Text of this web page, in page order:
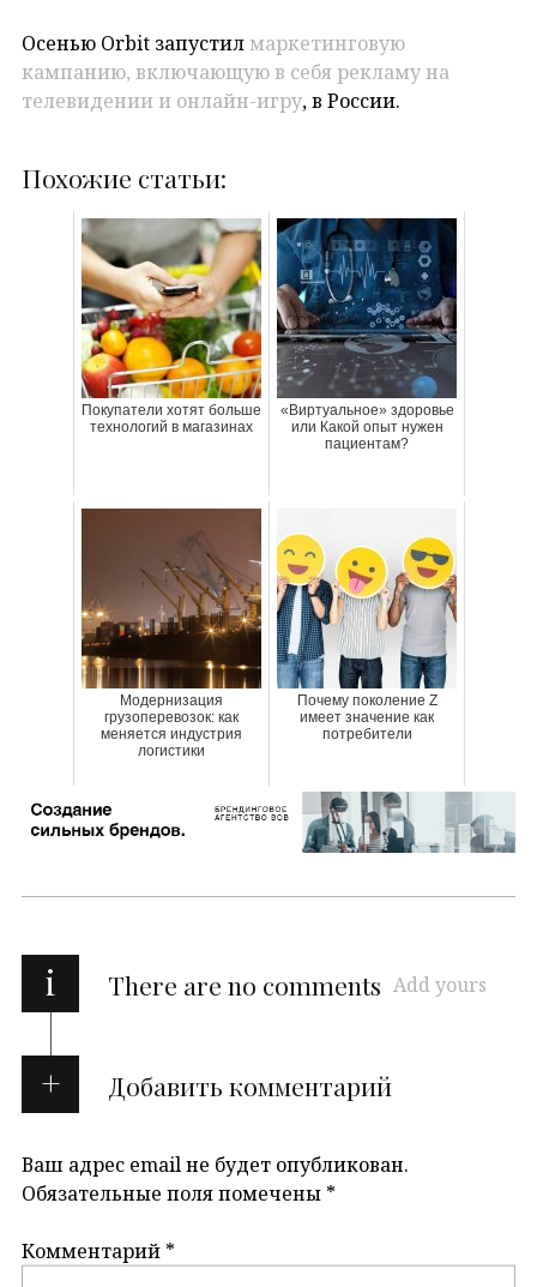
Осенью Orbit запустил маркетинговую
кампанию, включающую в себя рекламу на
телевидении и онлайн-игру, в России.
Похожие статьи:
Покупатели хотят больше
технологий в магазинах
«Виртуальное» здоровье
или Какой опыт нужен
пациентам?
Модернизация
грузоперевозок: как
меняется индустрия
логистики
Почему поколение Z
имеет значение как
потребители
i There are no comments Add yours
Добавить комментарий
Ваш адрес email не будет опубликован.
Обязательные поля помечены *
Комментарий *